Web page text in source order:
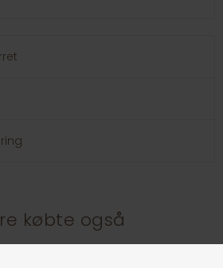
købte også